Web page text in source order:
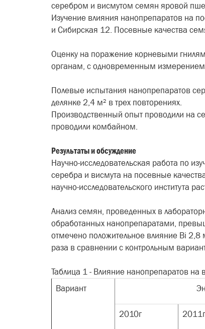
серебром и висмутом семян яровой
Изучение влияния нанопрепаратов на
и Сибирская 12. Посевные качества
Оценку на поражение корневыми
органам, с одновременным
Полевые испытания нанопрепаратов
делянке 2,4 м² в трех повторениях.
Производственный опыт проводили на
проводили комбайном.
Результаты и обсуждение
Научно-исследовательская работа по
серебра и висмута на посевные
научно-исследовательского института
Анализ семян, проведенных в
обработанных нанопрепаратами,
отмечено положительное влияние Bi
раза в сравнении с контрольным
Таблица 1 - Влияние нанопрепаратов
Вариант
2010г 2011г